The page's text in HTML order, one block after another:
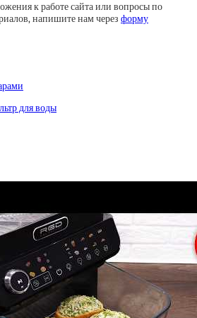
к работе сайта или вопросы по
напишите нам через форму
для воды